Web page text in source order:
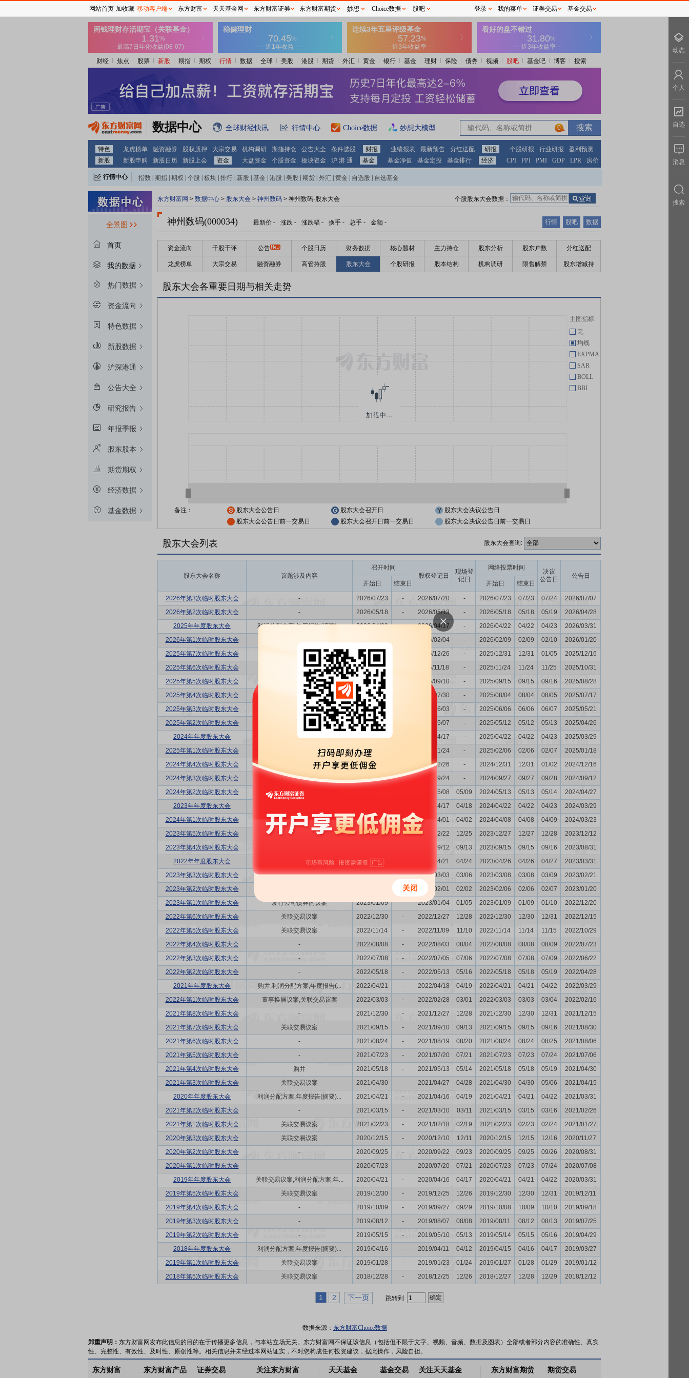
财经 焦点 股票 新股 期指 期权 行情 数据 全球 美股 港股 期货 外汇 黄金 银行 基金 理财 保险 债券 视频 股吧 基金吧 博客 搜索
数据中心 全球财经快讯 行情中心 Choice数据 妙想大模型 0
特色 龙虎榜单 融资融券 股权质押 大宗交易 机构调研 期指持仓 公告大全 条件选股 财报 业绩报表 最新预告 分红送配 研报 个股研报 行业研报
盈利预测
新股
新股申购 新股日历 新股上会 资金 大盘资金 个股资金 板块资金 沪 港 通 基金 基金净值 基金定投 基金排行 经济 CPI PPI PMI GDP LPR 房价
行情中心 指数 期指 期权 个股 板块 排行 新股 基金 港股 美股 期货 外汇 黄金 自选股 自选基金
全景图
首页
我的数据
热门数据
资金流向
特色数据
新股数据
沪深港通
公告大全
研究报告
年报季报
股东股本
期货期权
经济数据
基金数据
东方财富网 > 数据中心 > 股东大会 > 神州数码 > 神州数码-股东大会 个股股东大会数据：
神州数码(000034) 最新价 - 涨跌 - 涨跌幅 - 换手 - 总手 - 金额 - 行情 股吧 数据
资金流向 千股千评 公告 个股日历 财务数据 核心题材 主力持仓 股东分析 股东户数 分红送配
龙虎榜单 大宗交易 融资融券 高管持股 股东大会 个股研报 股本结构 机构调研 限售解禁 股东增减持
股东大会各重要日期与相关走势
主图指标
无
均线
EXPMA
SAR
BOLL
BBI
备注： 股东大会公告日 股东大会召开日
股东大会决议公告日
股东大会公告日前一交易日
股东大会召开日前一交易日 股东大会决议公告日前一交易日
股东大会列表 股东大会查询:
股东大会名称 议题涉及内容
召开时间
股权登记日
现场登
记日
网络投票时间
决议
公告日
公告日
开始日
结束日 开始日 结束日
2026年第3次临时股东大会 - 2026/07/23 - 2026/07/20 - 2026/07/23 07/23 07/24
2026/07/07
2026年第2次临时股东大会
- 2026/05/18 - 2026/05/13 - 2026/05/18 05/18 05/19
2026/04/28
2025年年度股东大会
利润分配方案,年度报告(摘要)... 2026/04/22 - 2026/04/17 - 2026/04/22 04/22 04/23
2026/03/31
2026年第1次临时股东大会
2026/02/04 - 2026/02/09 02/09 02/10
2026/01/20
2025年第7次临时股东大会
关联交易议案 2025/12/31 2025/12/26 - 2025/12/31 12/31 01/05
2025/12/16
2025年第6次临时股东大会
2025/11/24 2025/11/18 - 2025/11/24 11/24 11/25
2025/10/31
2025年第5次临时股东大会
关联交易议案 2025/09/15 2025/09/10 - 2025/09/15 09/15 09/16
2025/08/28
2025年第4次临时股东大会
2025/08/04 2025/07/30 - 2025/08/04 08/04 08/05
2025/07/17
2025年第3次临时股东大会
2025/06/06 2025/06/03 - 2025/06/06 06/06 06/07
2025/05/21
2025年第2次临时股东大会
2025/05/12 2025/05/07 - 2025/05/12 05/12 05/13
2025/04/26
2024年年度股东大会
利润分配方案,年度报告(摘要)... 2025/04/22 2025/04/17 - 2025/04/22 04/22 04/23
2025/03/29
2025年第1次临时股东大会
2025/02/06 2025/01/24 - 2025/02/06 02/06 02/07
2025/01/18
2024年第4次临时股东大会
关联交易议案 2024/12/31 2024/12/26 - 2024/12/31 12/31 01/02
2024/12/16
2024年第3次临时股东大会
购并,关联交易议案 2024/09/27 - 2024/09/24 - 2024/09/27 09/27 09/28
2024/09/12
2024年第2次临时股东大会
- 2024/05/08 05/09 2024/05/13 05/13 05/14
2024/04/27
2023年年度股东大会
2024/04/17 04/18 2024/04/22 04/22 04/23
2024/03/29
2024年第1次临时股东大会
关联交易议案 2024/04/08 - 2024/04/01 04/02 2024/04/08 04/08 04/09
2024/03/23
2023年第5次临时股东大会
关联交易议案 2023/12/27 - 2023/12/22 12/25 2023/12/27 12/27 12/28
2023/12/12
2023年第4次临时股东大会
2023/09/12 09/13 2023/09/15 09/15 09/16
2023/08/31
2022年年度股东大会
利润分配方案,年度报告(摘要)... 2023/04/26 2023/04/21 04/24 2023/04/26 04/26 04/27
2023/03/31
2023年第3次临时股东大会
发行公司债券的议案 2023/03/08 - 2023/03/03 03/06 2023/03/08 03/08 03/09
2023/02/21
2023年第2次临时股东大会
- 2023/02/01 02/02 2023/02/06 02/06 02/07
2023/01/20
2023年第1次临时股东大会
发行公司债券的议案 2023/01/09 - 2023/01/04 01/05 2023/01/09 01/09 01/10
2022/12/20
2022年第6次临时股东大会
关联交易议案 2022/12/30 - 2022/12/27 12/28 2022/12/30 12/30 12/31
2022/12/15
2022年第5次临时股东大会
关联交易议案 2022/11/14 - 2022/11/09 11/10 2022/11/14 11/14 11/15
2022/10/29
2022年第4次临时股东大会
- 2022/08/08 - 2022/08/03 08/04 2022/08/08 08/08 08/09
2022/07/23
2022年第3次临时股东大会
- 2022/07/08 - 2022/07/05 07/06 2022/07/08 07/08 07/09
2022/06/22
2022年第2次临时股东大会
- 2022/05/18 - 2022/05/13 05/16 2022/05/18 05/18 05/19
2022/04/28
2021年年度股东大会
购并,利润分配方案,年度报告(... 2022/04/21 - 2022/04/18 04/19 2022/04/21 04/21 04/22
2022/03/29
2022年第1次临时股东大会
董事换届议案,关联交易议案 2022/03/03 - 2022/02/28 03/01 2022/03/03 03/03 03/04
2022/02/16
2021年第8次临时股东大会
- 2021/12/30 - 2021/12/27 12/28 2021/12/30 12/30 12/31
2021/12/15
2021年第7次临时股东大会
关联交易议案 2021/09/15 - 2021/09/10 09/13 2021/09/15 09/15 09/16
2021/08/30
2021年第6次临时股东大会
- 2021/08/24 - 2021/08/19 08/20 2021/08/24 08/24 08/25
2021/08/06
2021年第5次临时股东大会
- 2021/07/23 - 2021/07/20 07/21 2021/07/23 07/23 07/24
2021/07/06
2021年第4次临时股东大会
购并 2021/05/18 - 2021/05/13 05/14 2021/05/18 05/18 05/19
2021/04/30
2021年第3次临时股东大会
关联交易议案 2021/04/30 - 2021/04/27 04/28 2021/04/30 04/30 05/06
2021/04/15
2020年年度股东大会
利润分配方案,年度报告(摘要)... 2021/04/21 - 2021/04/16 04/19 2021/04/21 04/21 04/22
2021/03/31
2021年第2次临时股东大会
- 2021/03/15 - 2021/03/10 03/11 2021/03/15 03/15 03/16
2021/02/26
2021年第1次临时股东大会
关联交易议案 2021/02/23 - 2021/02/18 02/19 2021/02/23 02/23 02/24
2021/01/27
2020年第3次临时股东大会
关联交易议案 2020/12/15 - 2020/12/10 12/11 2020/12/15 12/15 12/16
2020/11/27
2020年第2次临时股东大会
- 2020/09/25 - 2020/09/22 09/23 2020/09/25 09/25 09/26
2020/08/31
2020年第1次临时股东大会
- 2020/07/23 - 2020/07/20 07/21 2020/07/23 07/23 07/24
2020/07/08
2019年年度股东大会
关联交易议案,利润分配方案,年... 2020/04/21 - 2020/04/16 04/17 2020/04/21 04/21 04/22
2020/03/31
2019年第5次临时股东大会
关联交易议案 2019/12/30 - 2019/12/25 12/26 2019/12/30 12/30 12/31
2019/12/11
2019年第4次临时股东大会
- 2019/10/09 - 2019/09/27 09/29 2019/10/08 10/09 10/10
2019/09/18
2019年第3次临时股东大会
- 2019/08/12 - 2019/08/07 08/08 2019/08/11 08/12 08/13
2019/07/25
2019年第2次临时股东大会
- 2019/05/15 - 2019/05/10 05/13 2019/05/14 05/15 05/16
2019/04/29
2018年年度股东大会
利润分配方案,年度报告(摘要)... 2019/04/16 - 2019/04/11 04/12 2019/04/15 04/16 04/17
2019/03/27
2019年第1次临时股东大会
关联交易议案 2019/01/28 - 2019/01/23 01/24 2019/01/27 01/28 01/29
2019/01/12
2018年第5次临时股东大会
关联交易议案 2018/12/28 - 2018/12/25 12/26 2018/12/27 12/28 12/29 2018/12/12
1 2 下一页 跳转到
数据来源： 东方财富Choice数据
郑重声明： 东方财富网发布此信息的目的在于传播更多信息，与本站立场无关。东方财富网不保证该信息（包括但不限于文字、视频、音频、数据及图表）全部或者部分内容的准确性、真实
性、完整性、有效性、及时性、原创性等。相关信息并未经过本网站证实，不对您构成任何投资建议，据此操作，风险自担。
东方财富 东方财富产品 证券交易 关注东方财富 天天基金 基金交易 关注天天基金 东方财富期货 期货交易
网站首页 加收藏 移动客户端 东方财富 天天基金网 东方财富证券 东方财富期货 妙想 Choice数据 股吧 登录 我的菜单 证券交易 基金交易
动态
个人
自选
消息
搜索